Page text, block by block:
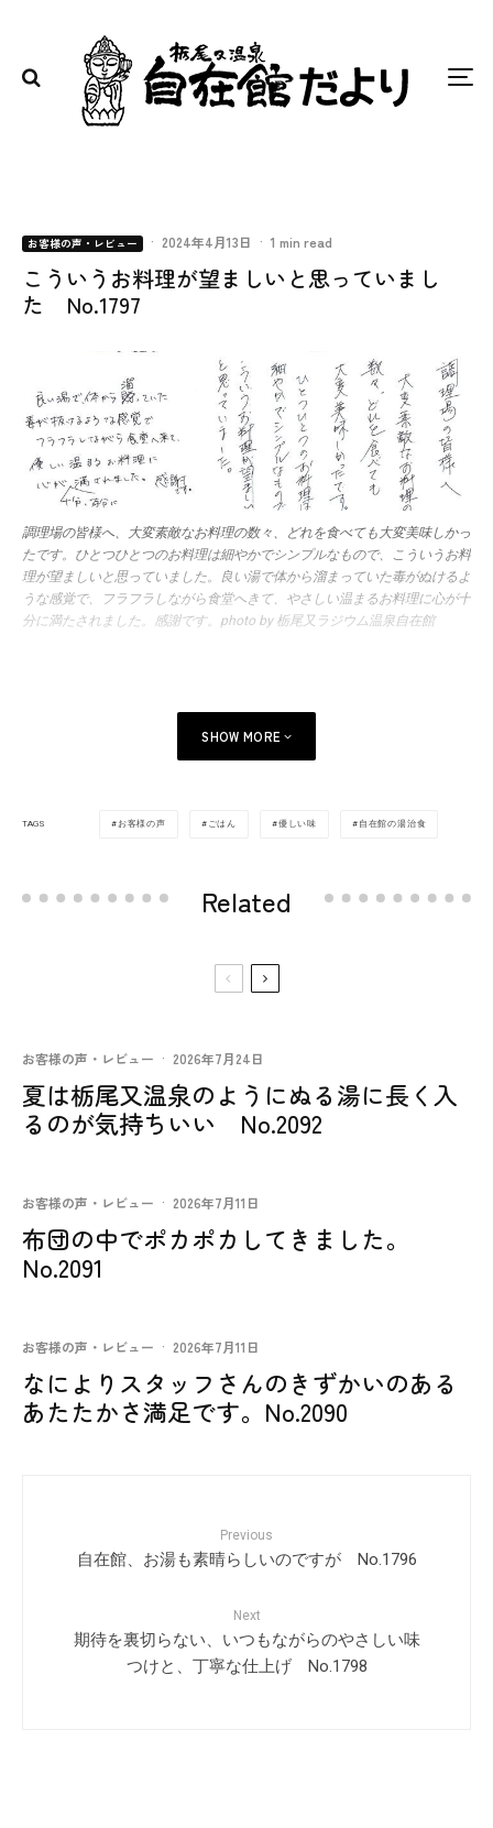
お客様の声・レビュー · 2024年4月13日 · 1 min read
こういうお料理が望ましいと思っていまし
た No.1797
調理場の皆様へ、大変素敵なお料理の数々、どれを食べても大変美味しかっ
たです。ひとつひとつのお料理は細やかでシンプルなもので、こういうお料
理が望ましいと思っていました。良い湯で体から溜まっていた毒がぬけるよ
うな感覚で、フラフラしながら食堂へきて、やさしい温まるお料理に心が十
分に満たされました。感謝です。photo by 栃尾又ラジウム温泉自在館
SHOW MORE
TAGS お客様の声 ごはん 優しい味 自在館の湯治食
Related
お客様の声・レビュー · 2026年7月24日
夏は栃尾又温泉のようにぬる湯に長く入
るのが気持ちいい No.2092
お客様の声・レビュー · 2026年7月11日
布団の中でポカポカしてきました。
No.2091
お客様の声・レビュー · 2026年7月11日
なによりスタッフさんのきずかいのある
あたたかさ満足です。No.2090
Previous
自在館、お湯も素晴らしいのですが No.1796
Next
期待を裏切らない、いつもながらのやさしい味
つけと、丁寧な仕上げ No.1798